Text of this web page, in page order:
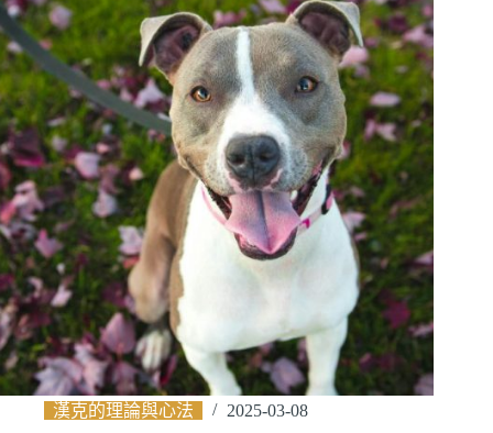
漢克的理論與心法 2025-03-08